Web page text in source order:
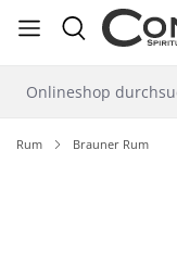
springen
Rum Brauner Rum